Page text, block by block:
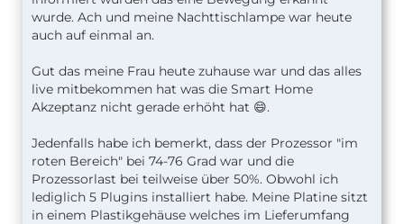
wurde. Ach und meine Nachttischlampe war heute
auch auf einmal an.
Gut das meine Frau heute zuhause war und das alles
live mitbekommen hat was die Smart Home
Akzeptanz nicht gerade erhöht hat 😄.
Jedenfalls habe ich bemerkt, dass der Prozessor "im
roten Bereich" bei 74-76 Grad war und die
Prozessorlast bei teilweise über 50%. Obwohl ich
lediglich 5 Plugins installiert habe. Meine Platine sitzt
in einem Plastikgehäuse welches im Lieferumfang